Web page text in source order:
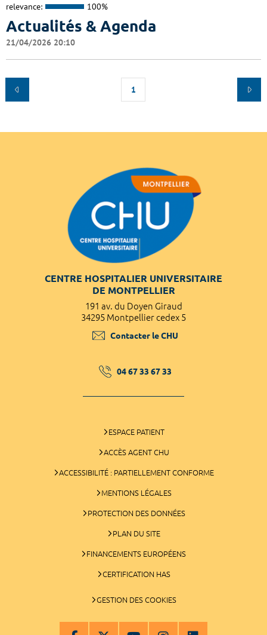
relevance: 100%
Actualités & Agenda
21/04/2026 20:10
1
CENTRE HOSPITALIER UNIVERSITAIRE
DE MONTPELLIER
191 av. du Doyen Giraud
34295 Montpellier cedex 5
Contacter le CHU
04 67 33 67 33
ESPACE PATIENT
ACCÈS AGENT CHU
ACCESSIBILITÉ : PARTIELLEMENT CONFORME
MENTIONS LÉGALES
PROTECTION DES DONNÉES
PLAN DU SITE
FINANCEMENTS EUROPÉENS
CERTIFICATION HAS
GESTION DES COOKIES